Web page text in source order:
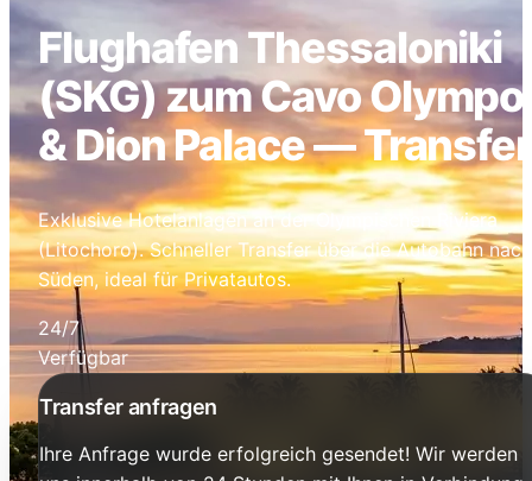
Flughafen Thessaloniki
(SKG) zum Cavo Olympo
& Dion Palace — Transfer
Exklusive Hotelanlagen an der Olympischen Riviera
(Litochoro). Schneller Transfer über die Autobahn nach
Süden, ideal für Privatautos.
24/7
Verfügbar
Transfer anfragen
Ihre Anfrage wurde erfolgreich gesendet! Wir werden